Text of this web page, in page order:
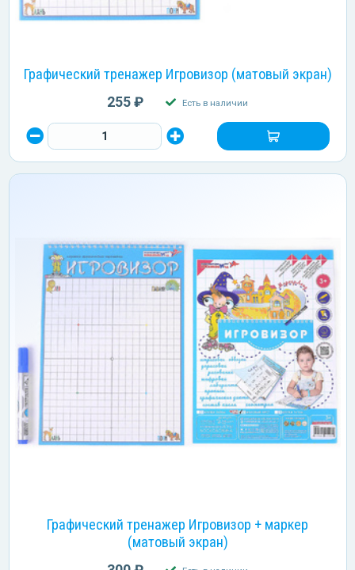
Графический тренажер Игровизор (матовый экран)
255 ₽ Есть в наличии
Графический тренажер Игровизор + маркер
(матовый экран)